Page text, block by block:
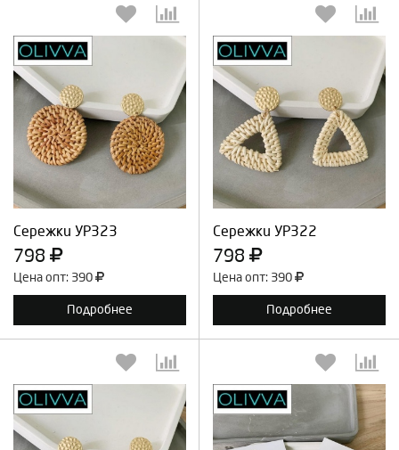
Сережки УР323
798
Цена опт: 390
Подробнее
Выберите количество:
Продолжить Отмена
Сережки УР322
798
Цена опт: 390
Подробнее
Выберите количество:
Продолжить Отмена